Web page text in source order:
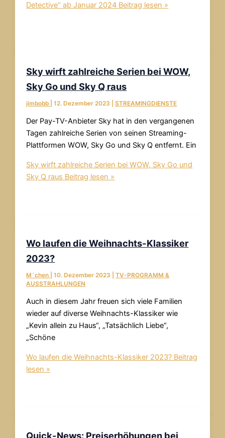
Detective“ ab Januar 2024 Beitrag lesen »
Sky wirft zahlreiche Serien bei WOW,
Sky Go und Sky Q raus
jimbobb |12. Dezember 2023 |STREAMINGDIENSTE
Der Pay-TV-Anbieter Sky hat in den vergangenen
Tagen zahlreiche Serien von seinen Streaming-
Plattformen WOW, Sky Go und Sky Q entfernt. Ein
Sky wirft zahlreiche Serien bei WOW, Sky Go und
Sky Q raus Beitrag lesen »
Wo laufen die Weihnachts-Klassiker
2023?
M´chen |10. Dezember 2023 |TV-PROGRAMM &
AUSSTRAHLUNGEN
Auch in diesem Jahr freuen sich viele Familien
wieder auf diverse Weihnachts-Klassiker wie
„Kevin allein zu Haus“, „Tatsächlich Liebe“,
„Schöne
Wo laufen die Weihnachts-Klassiker 2023? Beitrag
lesen »
Quick-News: Preiserhöhungen bei